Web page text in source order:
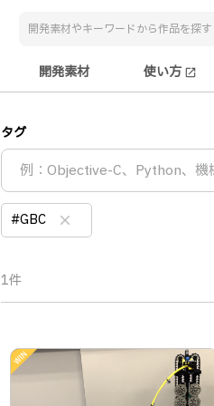
開発素材 使い方 open_in_new
タグ
#GBC clear
1件